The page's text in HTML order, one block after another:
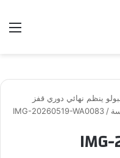
ينظم نهائي دوري قفز
/
IMG-20260519-WA0083